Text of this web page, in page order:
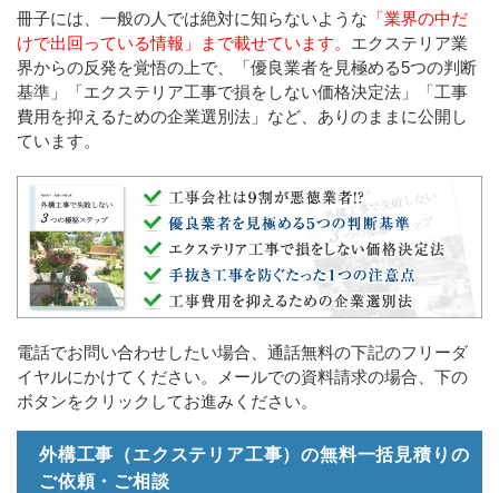
冊子には、一般の人では絶対に知らないような 「業界の中だ
けで出回っている情報」まで載せています。 エクステリア業
界からの反発を覚悟の上で、「優良業者を見極める5つの判断
基準」「エクステリア工事で損をしない価格決定法」「工事
費用を抑えるための企業選別法」など、ありのままに公開し
ています。
電話でお問い合わせしたい場合、通話無料の下記のフリーダ
イヤルにかけてください。メールでの資料請求の場合、下の
ボタンをクリックしてお進みください。
外構工事（エクステリア工事）の無料一括見積りの
ご依頼・ご相談